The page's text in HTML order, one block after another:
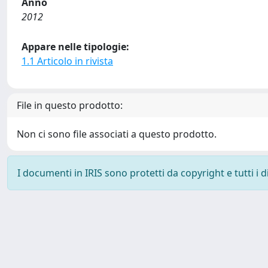
2012
Appare nelle tipologie:
1.1 Articolo in rivista
File in questo prodotto:
Non ci sono file associati a questo prodotto.
I documenti in IRIS sono protetti da copyright e tutti i